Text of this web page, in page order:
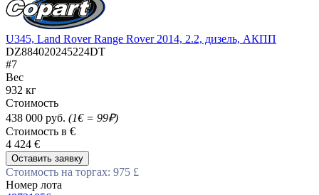
U345, Land Rover Range Rover 2014, 2.2, дизель, АКПП
DZ884020245224DT
#7
Вес
932 кг
Стоимость
438 000 руб. (1€ = 99₽)
Стоимость в €
4 424 €
Оставить заявку
Стоимость на торгах: 975 £
Номер лота